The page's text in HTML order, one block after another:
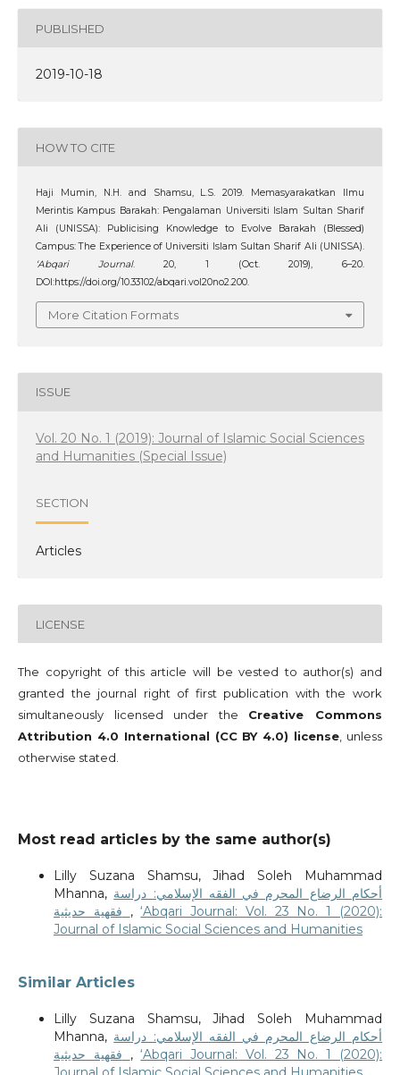
PUBLISHED
2019-10-18
HOW TO CITE
Haji Mumin, N.H. and Shamsu, L.S. 2019. Memasyarakatkan Ilmu
Merintis Kampus Barakah: Pengalaman Universiti Islam Sultan Sharif
Ali (UNISSA): Publicising Knowledge to Evolve Barakah (Blessed)
Campus: The Experience of Universiti Islam Sultan Sharif Ali (UNISSA).
‘Abqari Journal. 20, 1 (Oct. 2019), 6–20.
DOI:https://doi.org/10.33102/abqari.vol20no2.200.
More Citation Formats
ISSUE
Vol. 20 No. 1 (2019): Journal of Islamic Social Sciences
and Humanities (Special Issue)
SECTION
Articles
LICENSE
The copyright of this article will be vested to author(s) and
granted the journal right of first publication with the work
simultaneously licensed under the Creative Commons
Attribution 4.0 International (CC BY 4.0) license , unless
otherwise stated.
Most read articles by the same author(s)
Lilly Suzana Shamsu, Jihad Soleh Muhammad
Mhanna, أحكام الرضاع المحرم في الفقه الإسلامي: دراسة
,‘Abqari Journal: Vol. 23 No. 1 (2020):
Journal of Islamic Social Sciences and Humanities
Similar Articles
Lilly Suzana Shamsu, Jihad Soleh Muhammad
Mhanna, أحكام الرضاع المحرم في الفقه الإسلامي: دراسة
,‘Abqari Journal: Vol. 23 No. 1 (2020):